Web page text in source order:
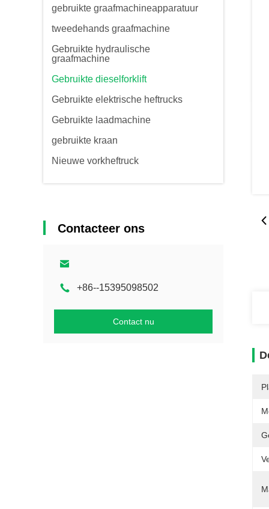
gebruikte graafmachineapparatuur
tweedehands graafmachine
Gebruikte hydraulische
graafmachine
Gebruikte dieselforklift
Gebruikte elektrische heftrucks
Gebruikte laadmachine
gebruikte kraan
Nieuwe vorkheftruck
Contacteer ons
+86--15395098502
Contact nu